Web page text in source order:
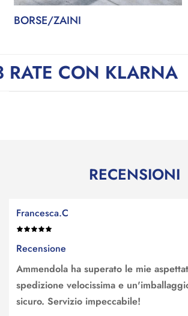
BORSE/ZAINI
KLARNA -
RECENSIONI
Francesca.C
Recensione
Ammendola ha superato le mie
spedizione velocissima e
sicuro. Servizio impeccabile!